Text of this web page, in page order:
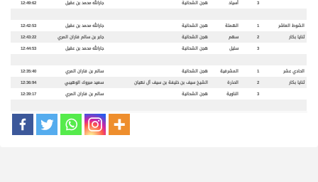
3
أسياد هجن الشحانية جارالله محمد بن عقيل 12:49:62
الشوط العاشر 1 الهملة هجن الشحانية جارالله محمد بن عقيل
12:42:53
ثنايا بكار
2 سهم هجن الشحانية جابر بن سالم فاران المري
12:43:22
3
سليل هجن الشحانية جارالله محمد بن عقيل 12:44:53
الحادي عشر 1 المشرفية هجن الشحانية سالم بن فاران المري
12:35:40
ثنايا بكار
2 الحذرة الشيخ سيف بن خليفة بن سيف آل نهيان سعيد مبروك الوهيبي
12:36:94
3
الناوية هجن الشحانية سالم بن فاران المري 12:39:17